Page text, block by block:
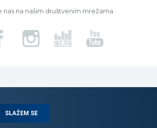
nas na našim društvenim mrežama
SLAŽEM SE